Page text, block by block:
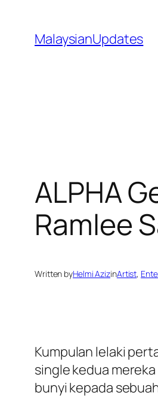
content
MalaysianUpdates
ALPHA
Ramlee
Written byHelmi AzizinArtist,
Kumpulan lelaki
single kedua mereka
bunyi kepada